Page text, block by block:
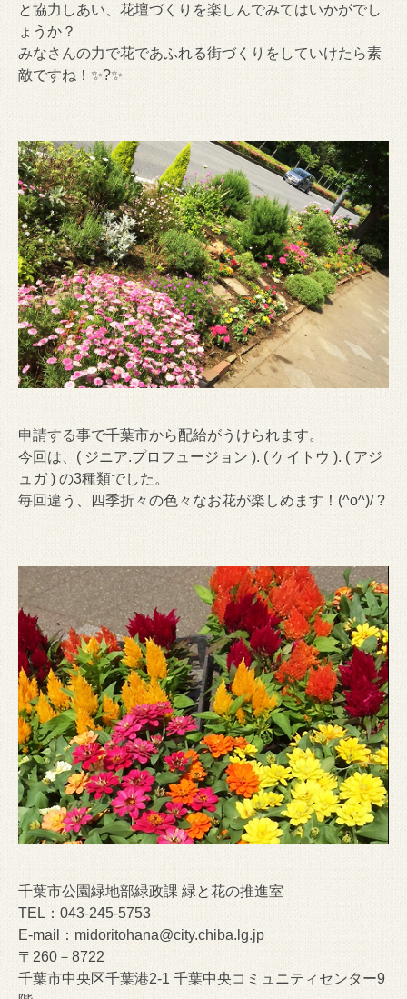
と協力しあい、花壇づくりを楽しんでみてはいかがでし
ょうか？
みなさんの力で花であふれる街づくりをしていけたら素
敵ですね！✨?✨
申請する事で千葉市から配給がうけられます。
今回は、( ジニア.プロフュージョン ). ( ケイトウ ). ( アジ
ュガ ) の3種類でした。
毎回違う、四季折々の色々なお花が楽しめます！(^o^)/ ?
千葉市公園緑地部緑政課 緑と花の推進室
TEL：043-245-5753
E-mail：midoritohana@city.chiba.lg.jp
〒260－8722
千葉市中央区千葉港2-1 千葉中央コミュニティセンター9